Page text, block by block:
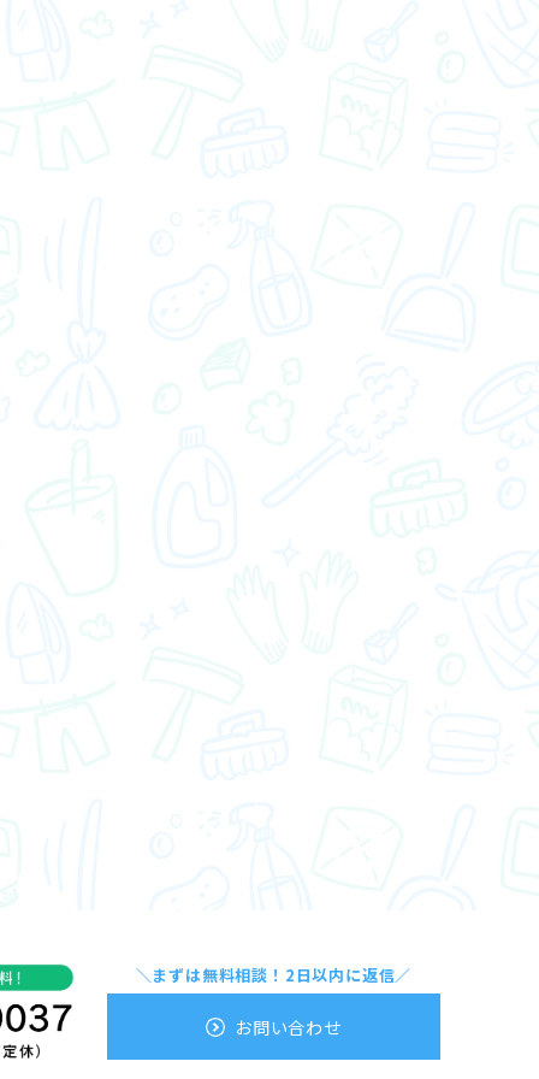
＼まずは無料相談！2日以内に返信／
お問い合わせ